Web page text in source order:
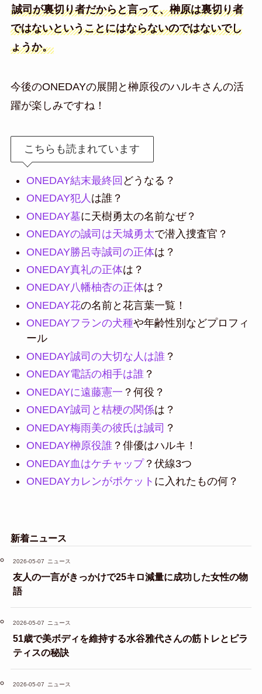
誠司が裏切り者だからと言って、榊原は裏切り者
ではないということにはならないのではないでし
ょうか。
今後のONEDAYの展開と榊原役のハルキさんの活
躍が楽しみですね！
こちらも読まれています
ONEDAY結末最終回 どうなる？
ONEDAY犯人 は誰？
ONEDAY墓に天樹勇太の名前なぜ？
ONEDAYの誠司は天城勇太で潜入捜査官？
ONEDAY勝呂寺誠司の正体は？
ONEDAY真礼の正体は？
ONEDAY八幡柚杏の正体は？
ONEDAY花の名前と花言葉一覧！
ONEDAYフランの犬種や年齢性別などプロフィ
ール
ONEDAY誠司の大切な人は誰 ？
ONEDAY電話の相手は誰 ？
ONEDAYに遠藤憲一 ？何役？
ONEDAY誠司と桔梗の関係は？
ONEDAY梅雨美の彼氏は誠司 ？
ONEDAY榊原役誰 ？俳優はハルキ！
ONEDAY血はケチャップ？伏線3つ
ONEDAYカレンがポケット に入れたもの何？
新着ニュース
2026-05-07 ニュース
友人の一言がきっかけで25キロ減量に成功した女性の物
語
2026-05-07 ニュース
51歳で美ボディを維持する水谷雅代さんの筋トレとピラ
ティスの秘訣
2026-05-07 ニュース